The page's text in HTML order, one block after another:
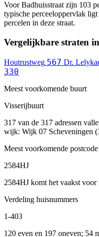
Voor Badhuisstraat zijn 103
typische perceeloppervlak
percelen in deze straat.
Vergelijkbare straten
Houtrustweg 567 Dr.
330
Meest voorkomende buurt
Visserijbuurt
317 van de 317 adressen
wijk: Wijk 07 Scheveningen
Meest voorkomende postcode
2584HJ
2584HJ komt het vaakst voor
Verdeling huisnummers
1-403
120 even en 197 oneven; 54